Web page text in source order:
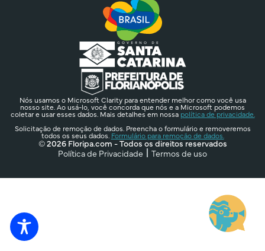
Nós usamos o Microsoft Clarity para entender melhor como você usa
nosso site. Ao usá-lo, você concorda que nós e a Microsoft podemos
coletar e usar esses dados. Mais detalhes em nossa política de privacidade.
Solicitação de remoção de dados. Preencha o formulário e removeremos
todos os seus dados. Formulário para remoção de dados.
© 2026 Floripa.com - Todos os direitos reservados
Política de Privacidade
Termos de uso